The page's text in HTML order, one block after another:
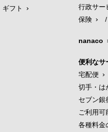
ギフト
行政サー
保険
/
nanaco
便利なサ
宅配便
切手・は
セブン銀
ご利用可
各種料金